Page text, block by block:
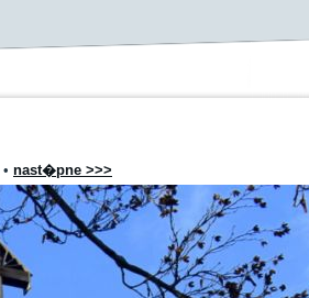
• nast�pne >>>